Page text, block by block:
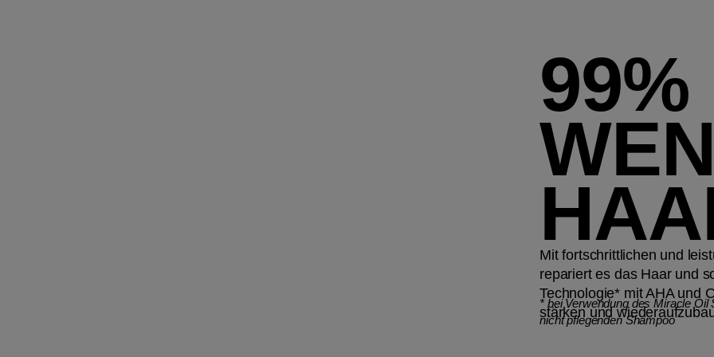
99%
Mit fortschrittlichen und
repariert es das Haar und
Technologie* mit AHA und
stärken und
* bei Verwendung des Miracle
nicht pflegenden Shampoo